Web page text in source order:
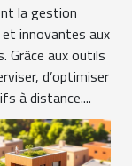
la gestion
innovantes aux
Grâce aux outils
d’optimiser
à distance....